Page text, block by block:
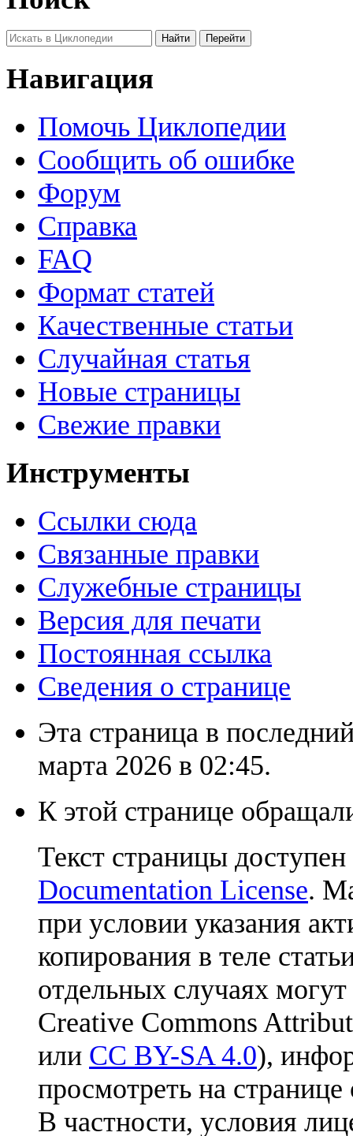
Навигация
Помочь Циклопедии
Сообщить об ошибке
Форум
Справка
FAQ
Формат статей
Качественные статьи
Случайная статья
Новые страницы
Свежие правки
Инструменты
Ссылки сюда
Связанные правки
Служебные страницы
Версия для печати
Постоянная ссылка
Сведения о странице
Эта страница в
марта 2026 в 02:45.
К этой странице
Текст страницы
Documentation License.
при условии указания
копирования в теле
отдельных случаях
Creative Commons
или CC BY-SA 4.0),
просмотреть на
В частности, условия